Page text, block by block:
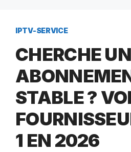
IPTV-SERVICE
CHERCHE UN
STABLE ?
1 EN 2026